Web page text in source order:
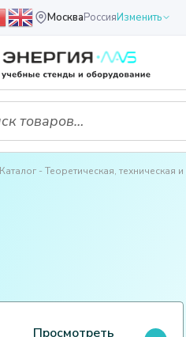
МоскваРоссияИзменить
Каталог Теоретическая, техническая
Просмотреть